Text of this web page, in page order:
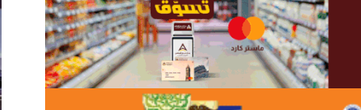
مدير شركة "أولاد صلاح" شخص ناجح ونقل
الشركة نقله نوعية خلال سنوات